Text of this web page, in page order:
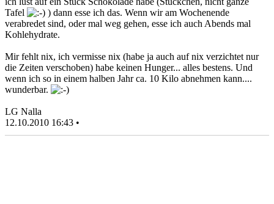
Tafel
) dann esse ich das. Wenn wir am Wochenende
verabredet sind, oder mal weg gehen, esse ich auch Abends mal
Kohlehydrate.
Mir fehlt nix, ich vermisse nix (habe ja auch auf nix verzichtet nur
die Zeiten verschoben) habe keinen Hunger... alles bestens. Und
wenn ich so in einem halben Jahr ca. 10 Kilo abnehmen kann....
wunderbar.
LG Nalla
12.10.2010 16:43 •